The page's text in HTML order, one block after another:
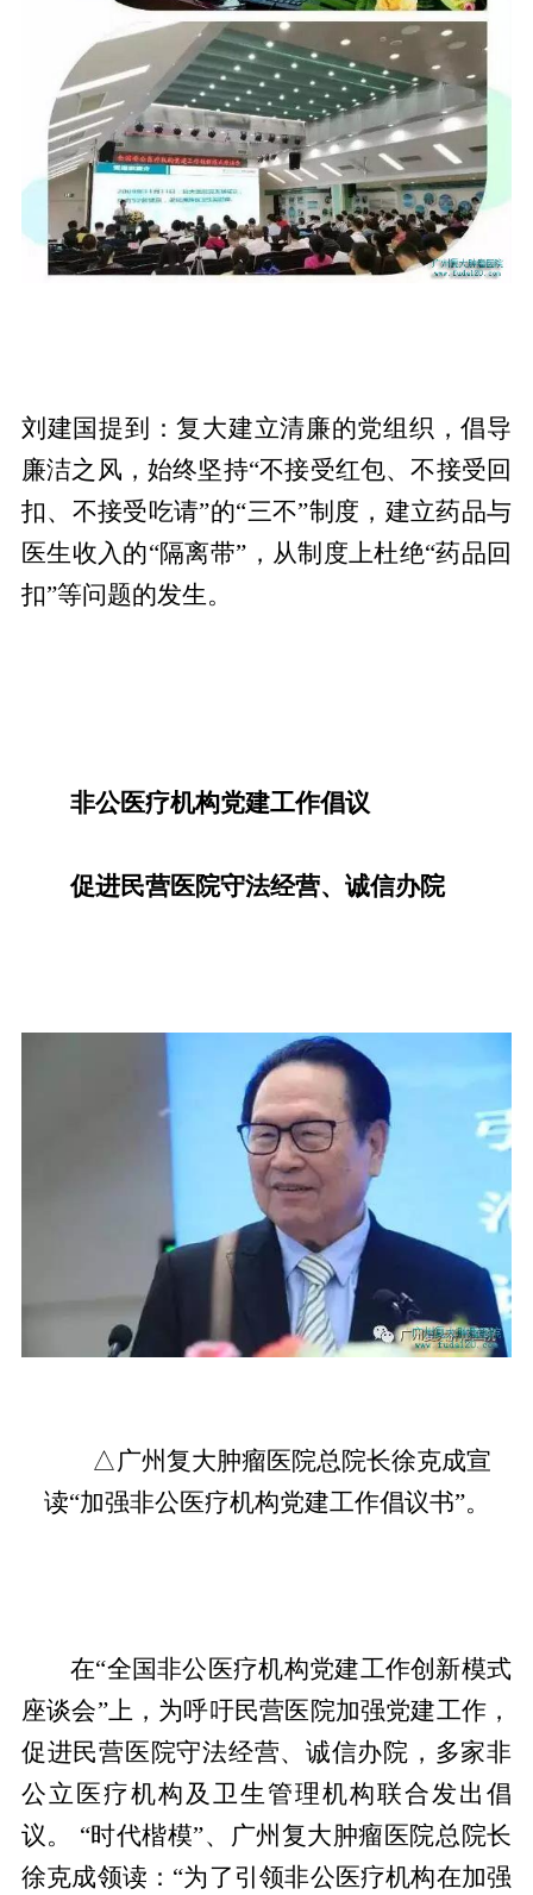
刘建国提到：复大建立清廉的党组织，倡导
廉洁之风，始终坚持“不接受红包、不接受回
扣、不接受吃请”的“三不”制度，建立药品与
医生收入的“隔离带”，从制度上杜绝“药品回
扣”等问题的发生。
非公医疗机构党建工作倡议
促进民营医院守法经营、诚信办院
△广州复大肿瘤医院总院长徐克成宣
读“加强非公医疗机构党建工作倡议书”。
在“全国非公医疗机构党建工作创新模式
座谈会”上，为呼吁民营医院加强党建工作，
促进民营医院守法经营、诚信办院，多家非
公立医疗机构及卫生管理机构联合发出倡
议。 “时代楷模”、广州复大肿瘤医院总院长
徐克成领读：“为了引领非公医疗机构在加强